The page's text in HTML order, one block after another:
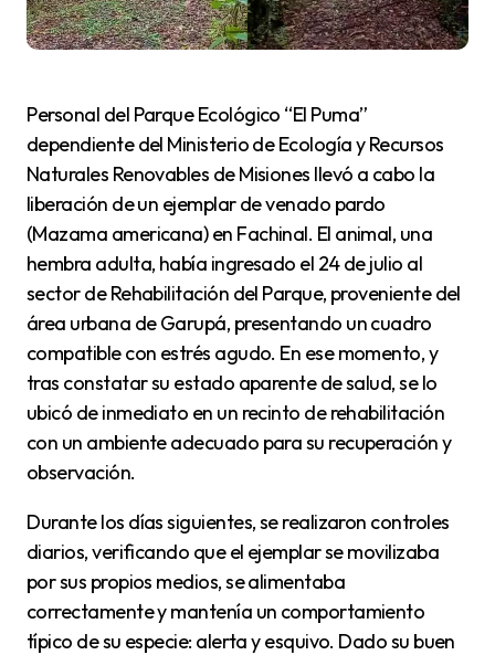
Personal del Parque Ecológico “El Puma”
dependiente del Ministerio de Ecología y Recursos
Naturales Renovables de Misiones llevó a cabo la
liberación de un ejemplar de venado pardo
(Mazama americana) en Fachinal. El animal, una
hembra adulta, había ingresado el 24 de julio al
sector de Rehabilitación del Parque, proveniente del
área urbana de Garupá, presentando un cuadro
compatible con estrés agudo. En ese momento, y
tras constatar su estado aparente de salud, se lo
ubicó de inmediato en un recinto de rehabilitación
con un ambiente adecuado para su recuperación y
observación.
Durante los días siguientes, se realizaron controles
diarios, verificando que el ejemplar se movilizaba
por sus propios medios, se alimentaba
correctamente y mantenía un comportamiento
típico de su especie: alerta y esquivo. Dado su buen